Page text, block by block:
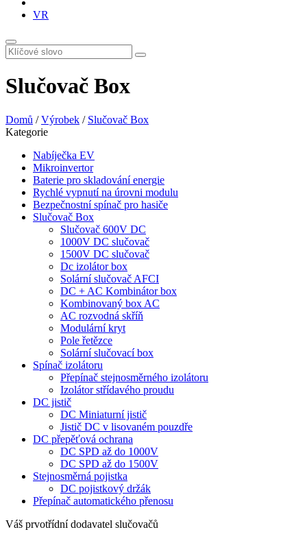
VR
Slučovač Box
Domů /Výrobek / Slučovač Box
Kategorie
Nabíječka EV
Mikroinvertor
Baterie pro skladování energie
Rychlé vypnutí na úrovni modulu
Bezpečnostní spínač pro hasiče
Slučovač Box
Slučovač 600V DC
1000V DC slučovač
1500V DC slučovač
Dc izolátor box
Solární slučovač AFCI
DC + AC Kombinátor box
Kombinovaný box AC
AC rozvodná skříň
Modulární kryt
Pole řetězce
Solární slučovací box
Spínač izolátoru
Přepínač stejnosměrného izolátoru
Izolátor střídavého proudu
DC jistič
DC Miniaturní jistič
Jistič DC v lisovaném pouzdře
DC přepěťová ochrana
DC SPD až do 1000V
DC SPD až do 1500V
Stejnosměrná pojistka
DC pojistkový držák
Přepínač automatického přenosu
Váš prvotřídní dodavatel slučovačů